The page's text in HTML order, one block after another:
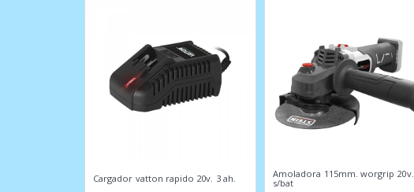
Cargador vatton rapido 20v. 3 ah.
Amoladora 115mm. worgrip 20v.
s/bat